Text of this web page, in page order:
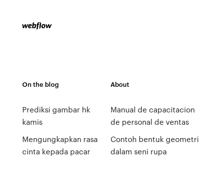
On the blog
Prediksi gambar hk
kamis
Mengungkapkan rasa
cinta kepada pacar
About
Manual de capacitacion
de personal de ventas
Contoh bentuk geometri
dalam seni rupa